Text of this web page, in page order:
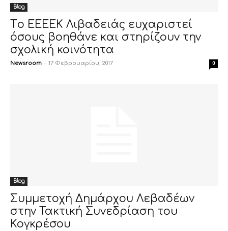
Blog
Tο ΕΕΕΕΚ Λιβαδειάς ευχαριστεί
όσους βοηθάνε και στηρίζουν την
σχολική κοινότητα
Newsroom - 17 Φεβρουαρίου, 2017 0
Blog
Συμμετοχή Δημάρχου Λεβαδέων
στην Τακτική Συνεδρίαση του
Κογκρέσου